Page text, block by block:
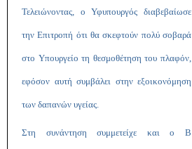
Τελειώνοντας, ο Υφυπουργός διαβεβαίωσε
την Επιτροπή ότι θα σκεφτούν πολύ σοβαρά
στο Υπουργείο τη θεσμοθέτηση του πλαφόν,
εφόσον αυτή συμβάλει στην εξοικονόμηση
των δαπανών υγείας.
Στη συνάντηση συμμετείχε και ο Β